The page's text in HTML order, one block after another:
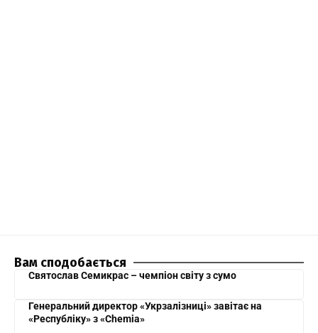
Вам сподобається
Святослав Семикрас – чемпіон світу з сумо
Генеральний директор «Укрзалізниці» завітає на
«Республіку» з «Chemia»